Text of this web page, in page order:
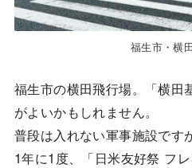
福生市・横
福生市の横田飛行場。「横田
がよいかもしれません。
普段は入れない軍事施設で
1年に1度、「日米友好祭 フ